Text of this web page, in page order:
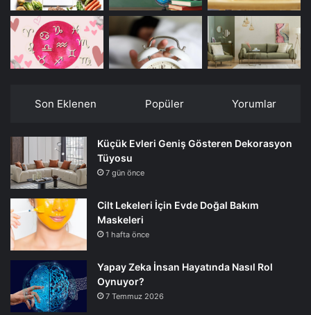
Son Eklenen Popüler Yorumlar
Küçük Evleri Geniş Gösteren Dekorasyon
Tüyosu
7 gün önce
Cilt Lekeleri İçin Evde Doğal Bakım
Maskeleri
1 hafta önce
Yapay Zeka İnsan Hayatında Nasıl Rol
Oynuyor?
7 Temmuz 2026